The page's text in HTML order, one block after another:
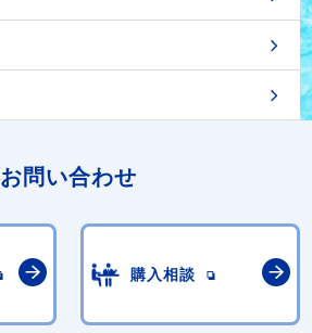
お問い合わせ
購入相談